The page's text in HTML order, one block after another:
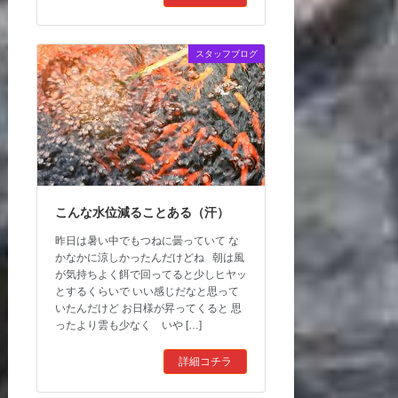
スタッフブログ
こんな水位減ることある（汗）
昨日は暑い中でもつねに曇っていて な
かなかに涼しかったんだけどね 朝は風
が気持ちよく餌で回ってると少しヒヤッ
とするくらいで いい感じだなと思って
いたんだけど お日様が昇ってくると 思
ったより雲も少なく いや […]
詳細コチラ